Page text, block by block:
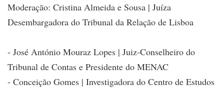
Moderação: Cristina Almeida e Sousa | Juíza
Desembargadora do Tribunal da Relação de Lisboa
- José António Mouraz Lopes | Juiz-Conselheiro do
Tribunal de Contas e Presidente do MENAC
- Conceição Gomes | Investigadora do Centro de Estudos